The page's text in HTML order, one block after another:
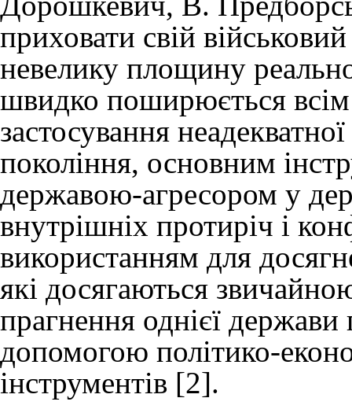
приховати свій
невелику площину
швидко поширюється
застосування
покоління, основним
державою-агресором у
внутрішніх протиріч і
використанням для
які досягаються
прагнення однієї держави
допомогою політико-
інструментів [2].